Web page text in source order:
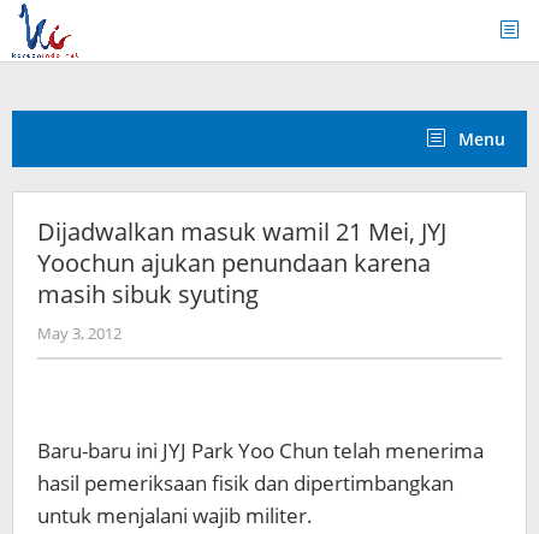
Skip
content
Menu
Dijadwalkan masuk wamil 21 Mei, JYJ
Yoochun ajukan penundaan karena
masih sibuk syuting
May 3, 2012by
Koreanindo
Baru-baru ini JYJ Park Yoo Chun telah menerima
hasil pemeriksaan fisik dan dipertimbangkan
untuk menjalani wajib militer.